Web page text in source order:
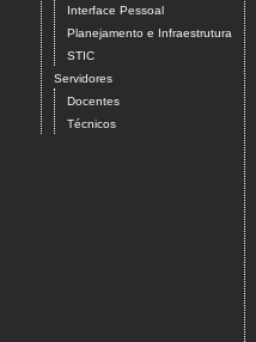
Interface Pessoal
Planejamento e Infraestrutura
STIC
Servidores
Docentes
Técnicos